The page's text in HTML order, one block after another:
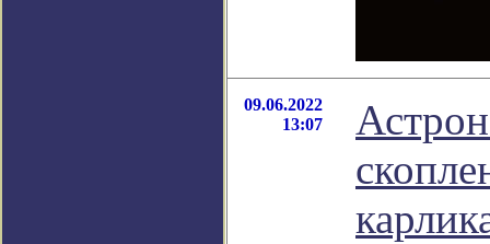
09.06.2022
13:07